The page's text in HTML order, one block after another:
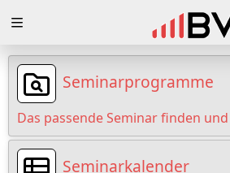
Loading
Loading
Loading
Seminarprogramme
Das passende Seminar finden
Seminarkalender